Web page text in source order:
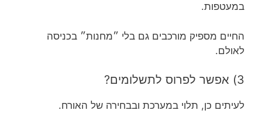
במעטפות.
החיים מספיק מורכבים גם בלי ״מחנות״ בכניסה
לאולם.
3) אפשר לפרוס לתשלומים?
לעיתים כן, תלוי במערכת ובבחירה של האורח.